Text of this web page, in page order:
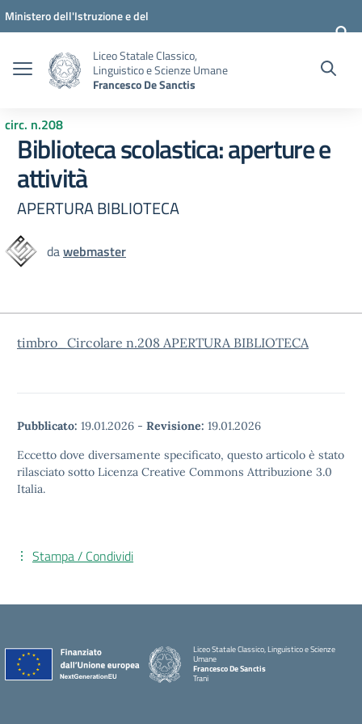
Vai ai contenuti
Vai al menu di navigazione
Vai al footer
Ministero dell'Istruzione e del
Liceo Statale Classico,
Linguistico e Scienze Umane
Francesco De Sanctis
circ. n.208
Biblioteca scolastica: aperture e
attività
APERTURA BIBLIOTECA
dawebmaster
timbro_Circolare n.208 APERTURA BIBLIOTECA
Pubblicato: 19.01.2026 - Revisione: 19.01.2026
Eccetto dove diversamente specificato, questo articolo è stato
rilasciato sotto Licenza Creative Commons Attribuzione 3.0
Italia.
Stampa / Condividi
Liceo Statale Classico, Linguistico e Scienze
Umane
Francesco De Sanctis
Trani